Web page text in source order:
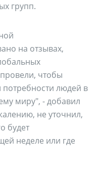
групп.
на отзывах,
чтобы
людей в
миру", - добавил
не уточнил,
будет
неделе или где